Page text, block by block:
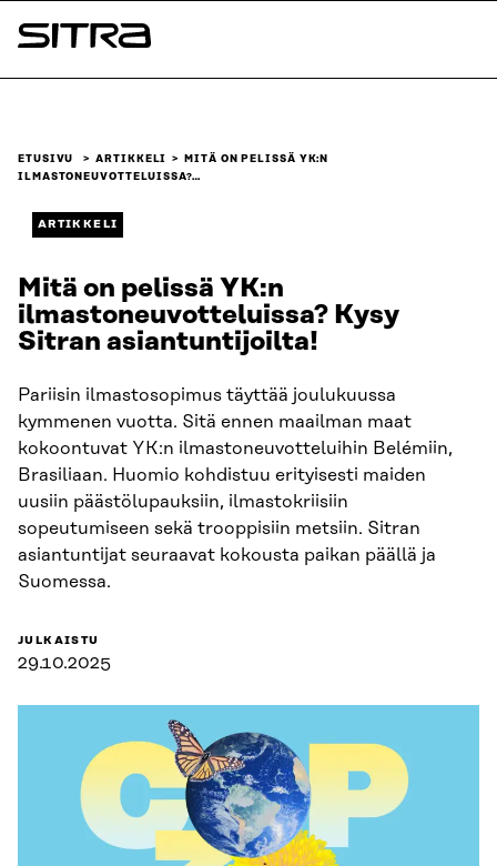
Siirry
suoraan
Sitra
ETUSIVU ARTIKKELI
MITÄ ON PELISSÄ YK:N
ILMASTONEUVOTTELUISSA?…
ARTIKKELI
Mitä on pelissä YK:n
ilmastoneuvotteluissa? Kysy
Sitran asiantuntijoilta!
Pariisin ilmastosopimus täyttää joulukuussa
kymmenen vuotta. Sitä ennen maailman maat
kokoontuvat YK:n ilmastoneuvotteluihin Belémiin,
Brasiliaan. Huomio kohdistuu erityisesti maiden
uusiin päästölupauksiin, ilmastokriisiin
sopeutumiseen sekä trooppisiin metsiin. Sitran
asiantuntijat seuraavat kokousta paikan päällä ja
Suomessa.
JULKAISTU
29.10.2025